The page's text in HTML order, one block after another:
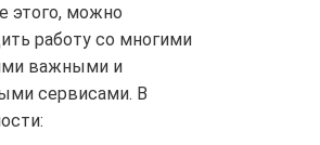
этого, можно
работу со многими
важными и
сервисами. В